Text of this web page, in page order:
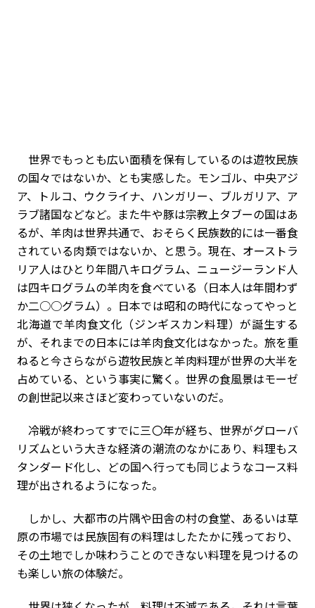
世界でもっとも広い面積を保有しているのは遊牧民族
の国々ではないか、とも実感した。モンゴル、中央アジ
ア、トルコ、ウクライナ、ハンガリー、ブルガリア、ア
ラブ諸国などなど。また牛や豚は宗教上タブーの国はあ
るが、羊肉は世界共通で、おそらく民族数的には一番食
されている肉類ではないか、と思う。現在、オーストラ
リア人はひとり年間八キログラム、ニュージーランド人
は四キログラムの羊肉を食べている（日本人は年間わず
か二○○グラム）。日本では昭和の時代になってやっと
北海道で羊肉食文化（ジンギスカン料理）が誕生する
が、それまでの日本には羊肉食文化はなかった。旅を重
ねると今さらながら遊牧民族と羊肉料理が世界の大半を
占めている、という事実に驚く。世界の食風景はモーゼ
の創世記以来さほど変わっていないのだ。
冷戦が終わってすでに三〇年が経ち、世界がグローバ
リズムという大きな経済の潮流のなかにあり、料理もス
タンダード化し、どの国へ行っても同じようなコース料
理が出されるようになった。
しかし、大都市の片隅や田舎の村の食堂、あるいは草
原の市場では民族固有の料理はしたたかに残っており、
その土地でしか味わうことのできない料理を見つけるの
も楽しい旅の体験だ。